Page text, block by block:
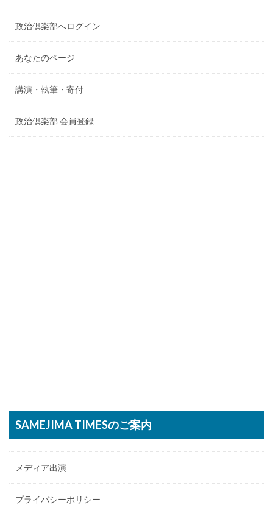
政治倶楽部へログイン
あなたのページ
講演・執筆・寄付
政治倶楽部 会員登録
SAMEJIMA TIMESのご案内
メディア出演
プライバシーポリシー